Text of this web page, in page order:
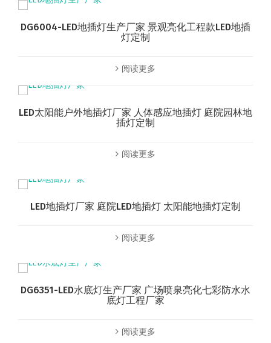
DG6004-LED地插灯生产厂家 景观亮化工程款LED地插
灯定制
阅读更多
LED太阳能户外地插灯厂家 人体感应地插灯 庭院园林地
插灯定制
阅读更多
LED地插灯厂家 庭院LED地插灯 太阳能地插灯定制
阅读更多
DG6351-LED水底灯生产厂家 广场喷泉亮化七彩防水水
底灯工程厂家
阅读更多